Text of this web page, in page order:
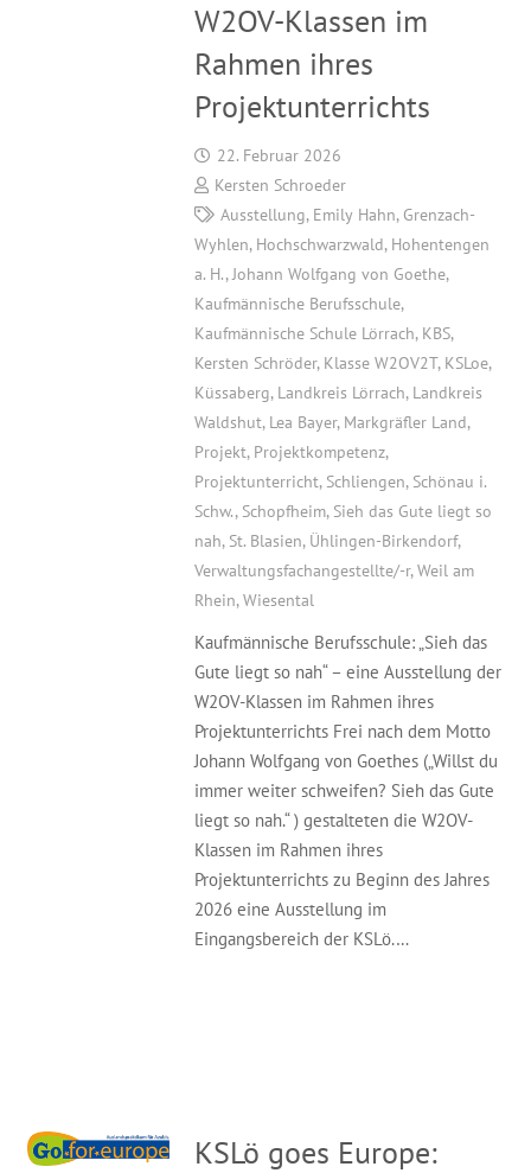
W2OV-Klassen im
Rahmen ihres
Projektunterrichts
22. Februar 2026
Kersten Schroeder
Ausstellung, Emily Hahn, Grenzach-
Wyhlen, Hochschwarzwald, Hohentengen
a. H., Johann Wolfgang von Goethe,
Kaufmännische Berufsschule,
Kaufmännische Schule Lörrach, KBS,
Kersten Schröder, Klasse W2OV2T, KSLoe,
Küssaberg, Landkreis Lörrach, Landkreis
Waldshut, Lea Bayer, Markgräfler Land,
Projekt, Projektkompetenz,
Projektunterricht, Schliengen, Schönau i.
Schw., Schopfheim, Sieh das Gute liegt so
nah, St. Blasien, Ühlingen-Birkendorf,
Verwaltungsfachangestellte/-r, Weil am
Rhein, Wiesental
Kaufmännische Berufsschule: „Sieh das
Gute liegt so nah“ – eine Ausstellung der
W2OV-Klassen im Rahmen ihres
Projektunterrichts Frei nach dem Motto
Johann Wolfgang von Goethes („Willst du
immer weiter schweifen? Sieh das Gute
liegt so nah.“ ) gestalteten die W2OV-
Klassen im Rahmen ihres
Projektunterrichts zu Beginn des Jahres
2026 eine Ausstellung im
Eingangsbereich der KSLö.…
KSLö goes Europe: